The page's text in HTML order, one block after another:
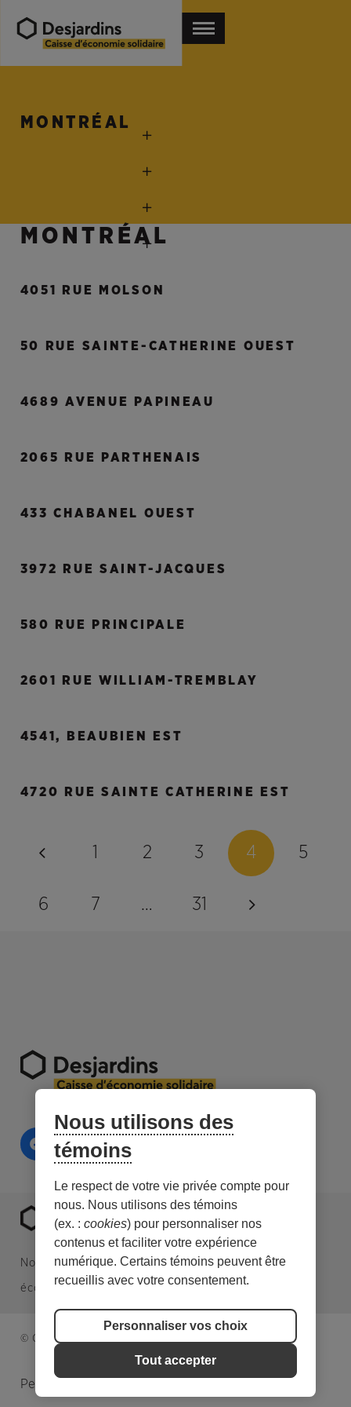
MONTRÉAL
MONTRÉAL
4051 RUE MOLSON
50 RUE SAINTE-CATHERINE OUEST
4689 AVENUE PAPINEAU
2065 RUE PARTHENAIS
433 CHABANEL OUEST
3972 RUE SAINT-JACQUES
580 RUE PRINCIPALE
2601 RUE WILLIAM-TREMBLAY
4541, BEAUBIEN EST
4720 RUE SAINTE CATHERINE EST
1 2 3 4 5
6 7 … 31
Nous sommes une caisse Desjardins spécialisée en
économie sociale et en investissement responsable.
© Caisse d’économie solidaire. Tous droits réservés.
Personnaliser les témoins
Nous utilisons des
témoins
Le respect de votre vie privée compte pour
nous. Nous utilisons des témoins
(ex. : cookies) pour personnaliser nos
contenus et faciliter votre expérience
numérique. Certains témoins peuvent être
recueillis avec votre consentement.
Personnaliser vos choix
Tout accepter